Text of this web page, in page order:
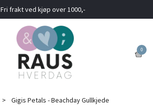
Fri frakt ved kjøp over 1000,-
0
Gigis Petals - Beachday Gullkjede